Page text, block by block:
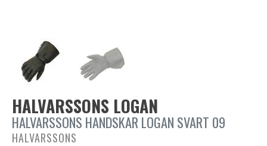
HALVARSSONS LOGAN
HALVARSSONS HANDSKAR LOGAN SVART 09
HALVARSSONS